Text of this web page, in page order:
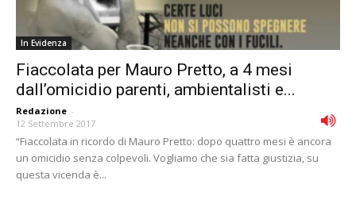
In Evidenza
Fiaccolata per Mauro Pretto, a 4 mesi
dall’omicidio parenti, ambientalisti e...
Redazione -
12 Settembre 2017
“Fiaccolata in ricordo di Mauro Pretto: dopo quattro mesi è ancora
un omicidio senza colpevoli. Vogliamo che sia fatta giustizia, su
questa vicenda è...